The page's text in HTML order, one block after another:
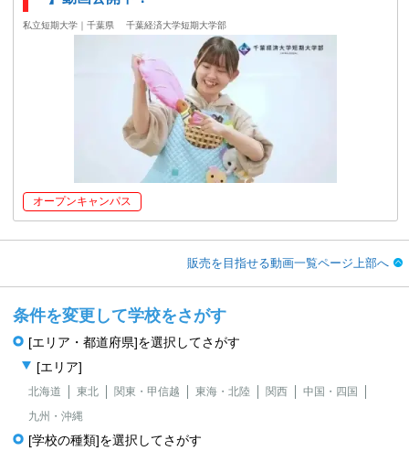
私立短期大学｜千葉県 千葉経済大学短期大学部
オープンキャンパス
販売を目指せる動画一覧ページ上部へ
条件を変更して学校をさがす
[エリア・都道府県]を選択してさがす
[エリア]
北海道 東北 関東・甲信越 東海・北陸 関西
中国・四国
九州・沖縄
[学校の種類]を選択してさがす